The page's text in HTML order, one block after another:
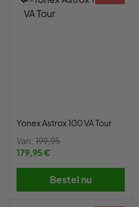
Yonex Astrox 100 VA Tour
Van: 199,95
179,95 €
Bestel nu